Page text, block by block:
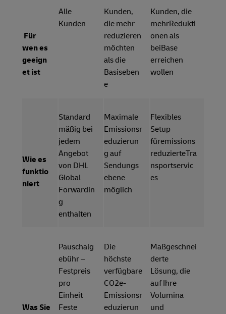
Für
wen es
geeign
et ist
Alle
Kunden
Kunden,
die mehr
reduzieren
möchten
als die
Basiseben
e
Kunden, die
mehrRedukti
onen als
beiBase
erreichen
wollen
Wie es
funktio
niert
Standard
mäßig bei
jedem
Angebot
von DHL
Global
Forwardin
g
enthalten
Maximale
Emissionsr
eduzierun
g auf
Sendungs
ebene
möglich
Flexibles
Setup
füremissions
reduzierteTra
nsportservic
es
Was Sie
Pauschalg
ebühr –
Festpreis
pro
Einheit
Feste
Die
höchste
verfügbare
CO2e-
Emissionsr
eduzierun
Maßgeschnei
derte
Lösung, die
auf Ihre
Volumina
und